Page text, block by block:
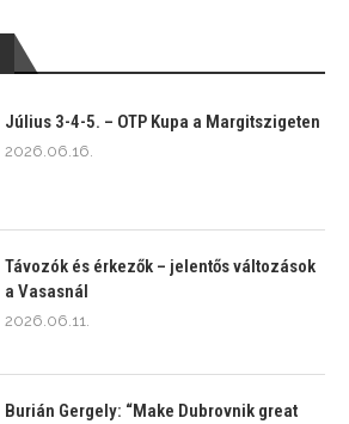
Július 3-4-5. – OTP Kupa a Margitszigeten
2026.06.16.
Távozók és érkezők – jelentős változások
a Vasasnál
2026.06.11.
Burián Gergely: “Make Dubrovnik great